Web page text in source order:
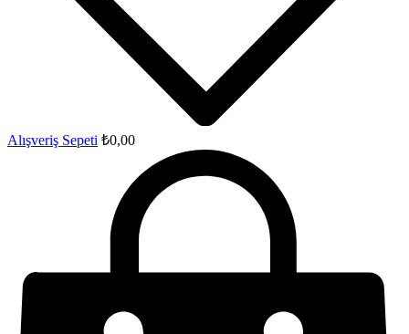
Alışveriş Sepeti ₺0,00